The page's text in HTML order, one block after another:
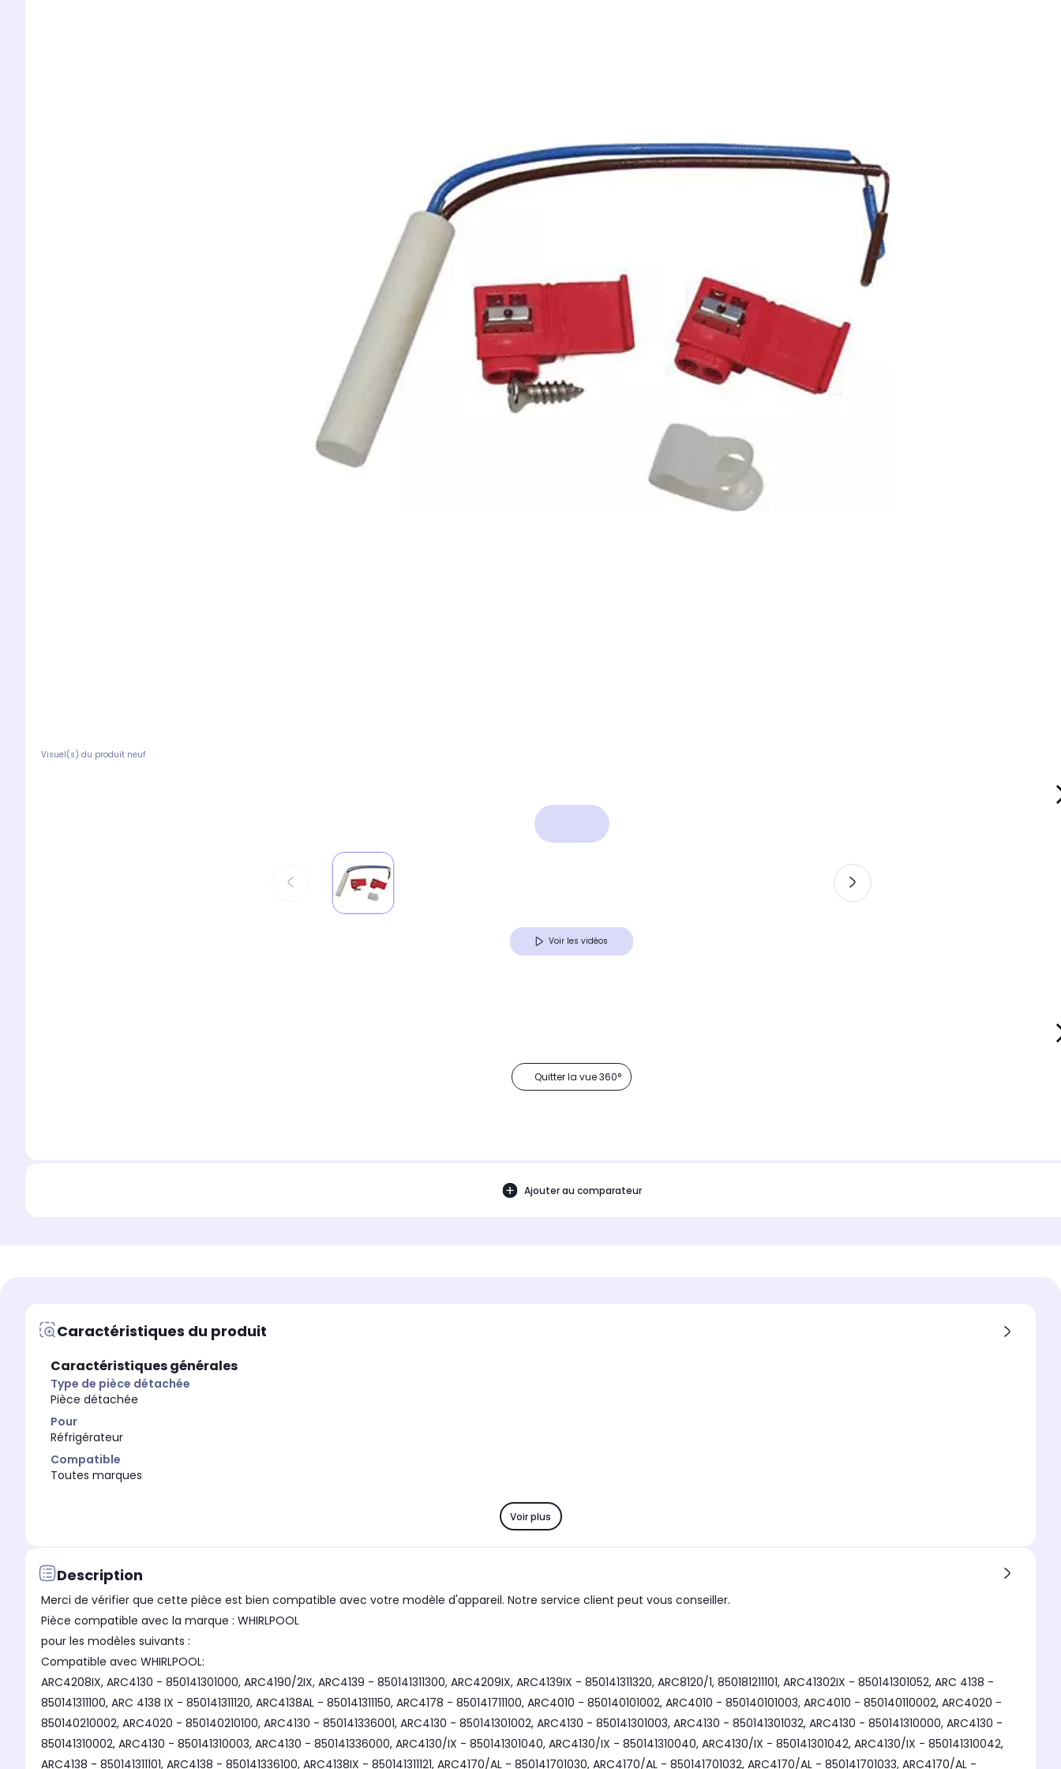
Visuel(s) du produit neuf
Voir les vidéos
Quitter la vue 360°
Ajouter au comparateur
Caractéristiques du produit
Caractéristiques générales
Type de pièce détachée
Pièce détachée
Pour
Réfrigérateur
Compatible
Toutes marques
Voir plus
Description
Merci de vérifier que cette pièce est bien compatible avec votre modèle d'appareil. Notre service client peut vous conseiller.
Pièce compatible avec la marque : WHIRLPOOL
pour les modèles suivants :
Compatible avec WHIRLPOOL:
ARC4208IX, ARC4130 - 850141301000, ARC4190/2IX, ARC4139 - 850141311300, ARC4209IX, ARC4139IX - 850141311320, ARC8120/1, 850181211101, ARC41302IX - 850141301052, ARC 4138 -
850141311100, ARC 4138 IX - 850141311120, ARC4138AL - 850141311150, ARC4178 - 850141711100, ARC4010 - 850140101002, ARC4010 - 850140101003, ARC4010 - 850140110002, ARC4020 -
850140210002, ARC4020 - 850140210100, ARC4130 - 850141336001, ARC4130 - 850141301002, ARC4130 - 850141301003, ARC4130 - 850141301032, ARC4130 - 850141310000, ARC4130 -
850141310002, ARC4130 - 850141310003, ARC4130 - 850141336000, ARC4130/IX - 850141301040, ARC4130/IX - 850141310040, ARC4130/IX - 850141301042, ARC4130/IX - 850141310042,
ARC4138 - 850141311101, ARC4138 - 850141336100, ARC4138IX - 850141311121, ARC4170/AL - 850141701030, ARC4170/AL - 850141701032, ARC4170/AL - 850141701033, ARC4170/AL -